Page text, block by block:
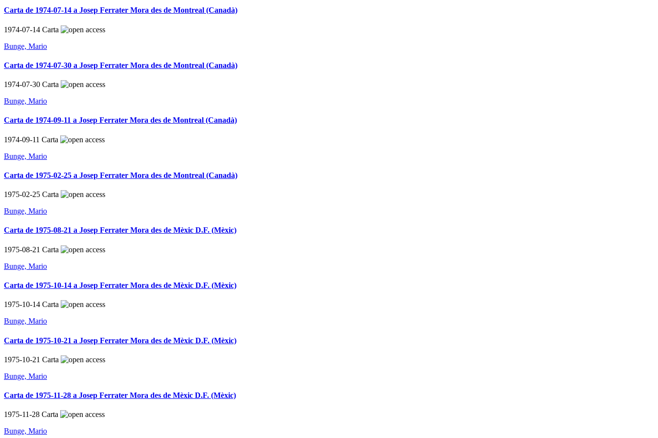
Carta de 1974-07-14 a Josep Ferrater Mora des de Montreal (Canadà)
1974-07-14 Carta
Bunge, Mario
Carta de 1974-07-30 a Josep Ferrater Mora des de Montreal (Canadà)
1974-07-30 Carta
Bunge, Mario
Carta de 1974-09-11 a Josep Ferrater Mora des de Montreal (Canadà)
1974-09-11 Carta
Bunge, Mario
Carta de 1975-02-25 a Josep Ferrater Mora des de Montreal (Canadà)
1975-02-25 Carta
Bunge, Mario
Carta de 1975-08-21 a Josep Ferrater Mora des de Mèxic D.F. (Mèxic)
1975-08-21 Carta
Bunge, Mario
Carta de 1975-10-14 a Josep Ferrater Mora des de Mèxic D.F. (Mèxic)
1975-10-14 Carta
Bunge, Mario
Carta de 1975-10-21 a Josep Ferrater Mora des de Mèxic D.F. (Mèxic)
1975-10-21 Carta
Bunge, Mario
Carta de 1975-11-28 a Josep Ferrater Mora des de Mèxic D.F. (Mèxic)
1975-11-28 Carta
Bunge, Mario